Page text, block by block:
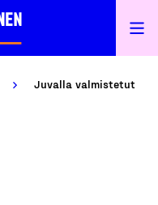
Juvalla valmistetut